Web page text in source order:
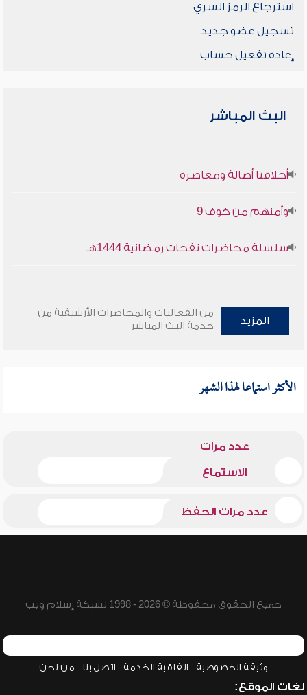
استرجاع الرمز السري
تسجيل عضو جديد
إعادة تفعيل حساب
البث المباشر
أخلاقنا أصالة ومعاصرة
وأمنهم من خوف 9
سلسلة محاضرات نفحات رمضانية 1444هـ
المزيد
من الفعاليات والمحاضرات الأرشيفية من
خدمة البث المباشر
الأكثر استماعا لهذا الشهر
عدد مرات
الاستماع
عدد مرات الحفظ
جميع الحقوق محفوظة © 2026 - 1998 لشبكة إسلام ويب
وثيقة الخصوصية اتفاقية الخدمة اتصل بنا من نحن
لغات الموقع: